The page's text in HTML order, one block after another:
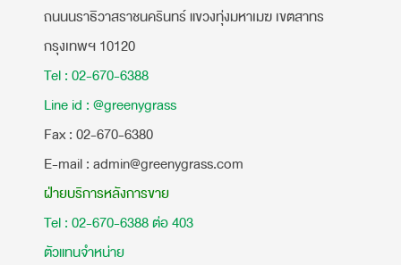
ถนนนราธิวาสราชนครินทร์ แขวงทุ่งมหาเมฆ เขตสาทร
กรุงเทพฯ 10120
Tel : 02-670-6388
Line id : @greenygrass
​Fax : 02-670-6380
E-mail : admin@greenygrass.com
ฝ่ายบริการหลังการขาย
Tel : 02-670-6388 ต่อ 403
ตัวแทนจำหน่าย